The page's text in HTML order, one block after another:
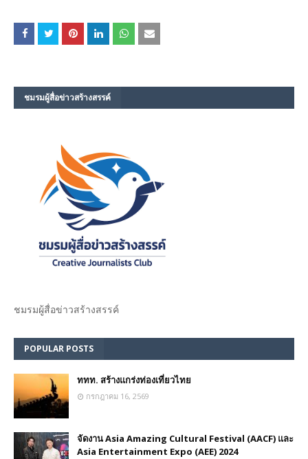
ชมรม​ผู้สื่อข่าวสร้างสรรค์​
ชมรม​ผู้สื่อข่าวสร้างสรรค์​
POPULAR POSTS
ททท. สร้างแกร่งท่องเที่ยวไทย
กรกฎาคม 16, 2569
จัดงาน Asia Amazing Cultural Festival (AACF) และ
Asia Entertainment Expo (AEE) 2024